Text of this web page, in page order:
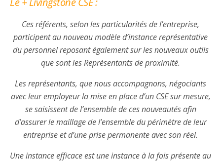
Ces référents, selon les particularités de l’entreprise,
participent au nouveau modèle d’instance représentative
du personnel reposant également sur les nouveaux outils
que sont les Représentants de proximité.
Les représentants, que nous accompagnons, négociants
avec leur employeur la mise en place d’un CSE sur mesure,
se saisissent de l’ensemble de ces nouveautés afin
d’assurer le maillage de l’ensemble du périmètre de leur
entreprise et d’une prise permanente avec son réel.
Une instance efficace est une instance à la fois présente au